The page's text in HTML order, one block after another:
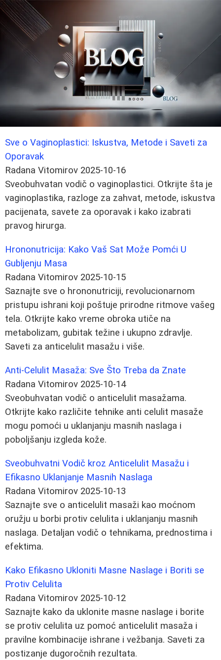
Sve o Vaginoplastici: Iskustva, Metode i Saveti za
Oporavak
Radana Vitomirov 2025-10-16
Sveobuhvatan vodič o vaginoplastici. Otkrijte šta je
vaginoplastika, razloge za zahvat, metode, iskustva
pacijenata, savete za oporavak i kako izabrati
pravog hirurga.
Hrononutricija: Kako Vaš Sat Može Pomći U
Gubljenju Masa
Radana Vitomirov 2025-10-15
Saznajte sve o hrononutriciji, revolucionarnom
pristupu ishrani koji poštuje prirodne ritmove vašeg
tela. Otkrijte kako vreme obroka utiče na
metabolizam, gubitak težine i ukupno zdravlje.
Saveti za anticelulit masažu i više.
Anti-Celulit Masaža: Sve Što Treba da Znate
Radana Vitomirov 2025-10-14
Sveobuhvatan vodič o anticelulit masažama.
Otkrijte kako različite tehnike anti celulit masaže
mogu pomoći u uklanjanju masnih naslaga i
poboljšanju izgleda kože.
Sveobuhvatni Vodič kroz Anticelulit Masažu i
Efikasno Uklanjanje Masnih Naslaga
Radana Vitomirov 2025-10-13
Saznajte sve o anticelulit masaži kao moćnom
oružju u borbi protiv celulita i uklanjanju masnih
naslaga. Detaljan vodič o tehnikama, prednostima i
efektima.
Kako Efikasno Ukloniti Masne Naslage i Boriti se
Protiv Celulita
Radana Vitomirov 2025-10-12
Saznajte kako da uklonite masne naslage i borite
se protiv celulita uz pomoć anticelulit masaža i
pravilne kombinacije ishrane i vežbanja. Saveti za
postizanje dugoročnih rezultata.